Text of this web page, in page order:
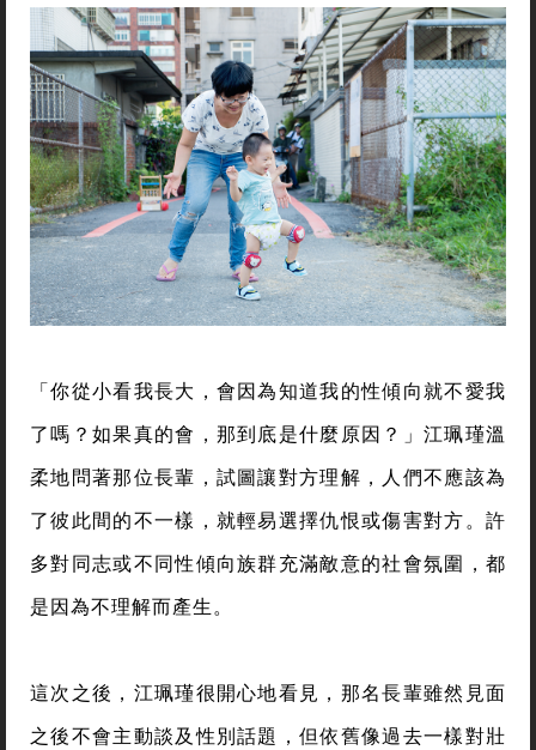
「你從小看我長大，會因為知道我的性傾向就不愛我
了嗎？如果真的會，那到底是什麼原因？」江珮瑾溫
柔地問著那位長輩，試圖讓對方理解，人們不應該為
了彼此間的不一樣，就輕易選擇仇恨或傷害對方。許
多對同志或不同性傾向族群充滿敵意的社會氛圍，都
是因為不理解而產生。
這次之後，江珮瑾很開心地看見，那名長輩雖然見面
之後不會主動談及性別話題，但依舊像過去一樣對壯